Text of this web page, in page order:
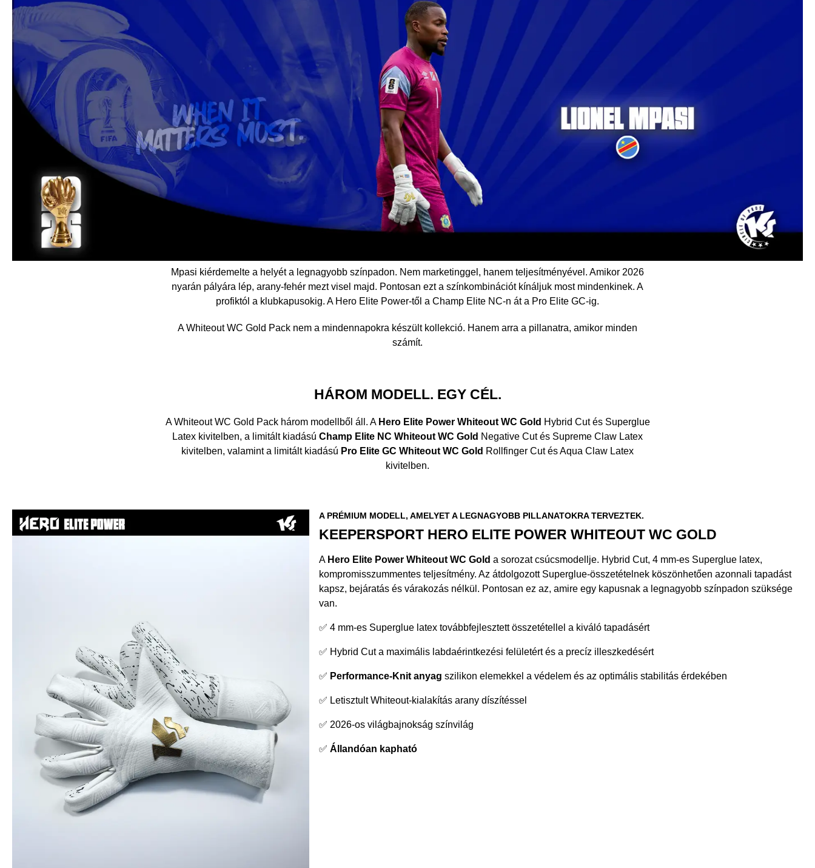
Mpasi kiérdemelte a helyét a legnagyobb színpadon. Nem marketinggel, hanem teljesítményével. Amikor 2026
nyarán pályára lép, arany-fehér mezt visel majd. Pontosan ezt a színkombinációt kínáljuk most mindenkinek. A
profiktól a klubkapusokig. A Hero Elite Power-től a Champ Elite NC-n át a Pro Elite GC-ig.
A Whiteout WC Gold Pack nem a mindennapokra készült kollekció. Hanem arra a pillanatra, amikor minden
számít.
HÁROM MODELL. EGY CÉL.
A Whiteout WC Gold Pack három modellből áll. A Hero Elite Power Whiteout WC Gold Hybrid Cut és Superglue
Latex kivitelben, a limitált kiadású Champ Elite NC Whiteout WC Gold Negative Cut és Supreme Claw Latex
kivitelben, valamint a limitált kiadású Pro Elite GC Whiteout WC Gold Rollfinger Cut és Aqua Claw Latex
kivitelben.
A PRÉMIUM MODELL, AMELYET A LEGNAGYOBB PILLANATOKRA TERVEZTEK.
KEEPERSPORT HERO ELITE POWER WHITEOUT WC GOLD
A Hero Elite Power Whiteout WC Gold a sorozat csúcsmodellje. Hybrid Cut, 4 mm-es Superglue latex,
kompromisszummentes teljesítmény. Az átdolgozott Superglue-összetételnek köszönhetően azonnali tapadást
kapsz, bejáratás és várakozás nélkül. Pontosan ez az, amire egy kapusnak a legnagyobb színpadon szüksége
van.
✅ 4 mm-es Superglue latex továbbfejlesztett összetétellel a kiváló tapadásért
✅ Hybrid Cut a maximális labdaérintkezési felületért és a precíz illeszkedésért
✅ Performance-Knit anyagszilikon elemekkel a védelem és az optimális stabilitás érdekében
✅ Letisztult Whiteout-kialakítás arany díszítéssel
✅ 2026-os világbajnokság színvilág
✅Állandóan kapható